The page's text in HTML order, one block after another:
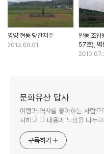
영양 현동 당간지주
2010.08.01
안동 조탑
57호), 벽
혼용하여
문화유산 답사
여행과 역사를 좋아하는 사람
사하고 그 내용과 느낌을 나누
구독하기